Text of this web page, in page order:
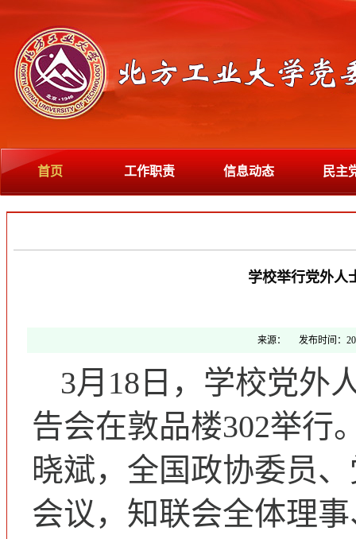
首页 工作职责 信息动态 民主
学校举行党外人
来源： 发布时间：
3月18日，学校党外
告会在敦品楼302举行
晓斌，全国政协委员
会议，知联会全体理